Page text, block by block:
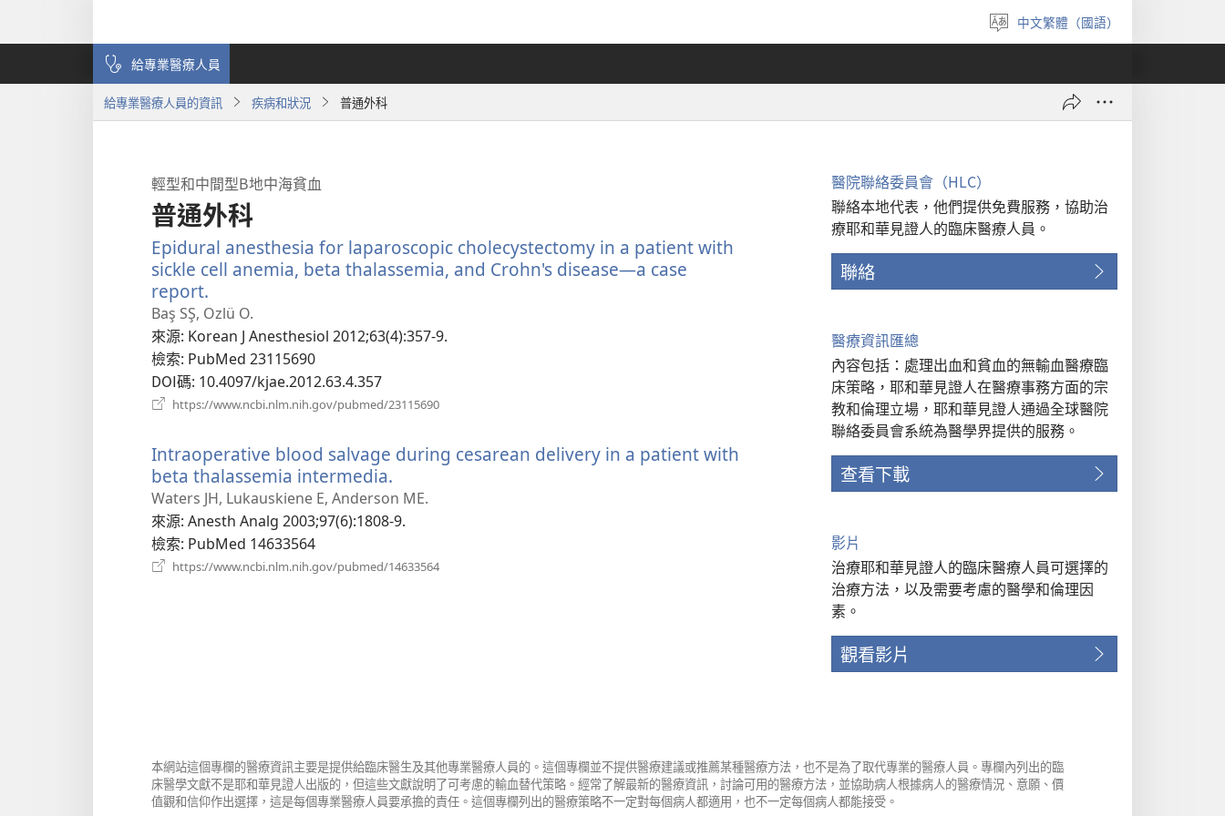
選
擇
言
中文繁體（國語）
給專業醫療人員
給專業醫療人員的資訊 疾病和狀況 普通外科
輕型和中間型Β地中海貧血
普通外科
Epidural anesthesia for laparoscopic cholecystectomy in a patient with
sickle cell anemia, beta thalassemia, and Crohn's disease—a case
report.
啟
新
視
窗）
Baş SŞ, Ozlü O.
來源‎: Korean J Anesthesiol 2012;63(4):357-9.
檢索‎: PubMed 23115690
DOI碼‎: 10.4097/kjae.2012.63.4.357
https://www.ncbi.nlm.nih.gov/pubmed/23115690
視
窗）
Intraoperative blood salvage during cesarean delivery in a patient with
beta thalassemia intermedia.
啟
新
窗）
Waters JH, Lukauskiene E, Anderson ME.
來源‎: Anesth Analg 2003;97(6):1808-9.
檢索‎: PubMed 14633564
https://www.ncbi.nlm.nih.gov/pubmed/14633564
醫院聯絡委員會（HLC）
聯絡本地代表，他們提供免費服務，協助治
療耶和華見證人的臨床醫療人員。
聯絡
醫療資訊匯總
內容包括：處理出血和貧血的無輸血醫療臨
床策略，耶和華見證人在醫療事務方面的宗
教和倫理立場，耶和華見證人通過全球醫院
聯絡委員會系統為醫學界提供的服務。
查看下載
影片
治療耶和華見證人的臨床醫療人員可選擇的
治療方法，以及需要考慮的醫學和倫理因
素。
觀看影片
本網站這個專欄的醫療資訊主要是提供給臨床醫生及其他專業醫療人員的。這個專欄並不提供醫療建議或推薦某種醫療方法，也不是為了取代專業的醫療人員。專欄內列出的臨
床醫學文獻不是耶和華見證人出版的，但這些文獻說明了可考慮的輸血替代策略。經常了解最新的醫療資訊，討論可用的醫療方法，並協助病人根據病人的醫療情況、意願、價
值觀和信仰作出選擇，這是每個專業醫療人員要承擔的責任。這個專欄列出的醫療策略不一定對每個病人都適用，也不一定每個病人都能接受。